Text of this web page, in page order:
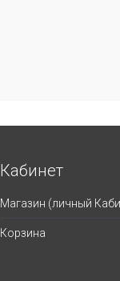
Кабинет
Магазин (личный
Корзина